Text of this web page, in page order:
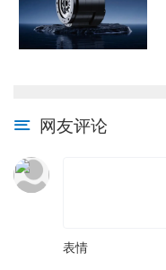
网友评论
表情